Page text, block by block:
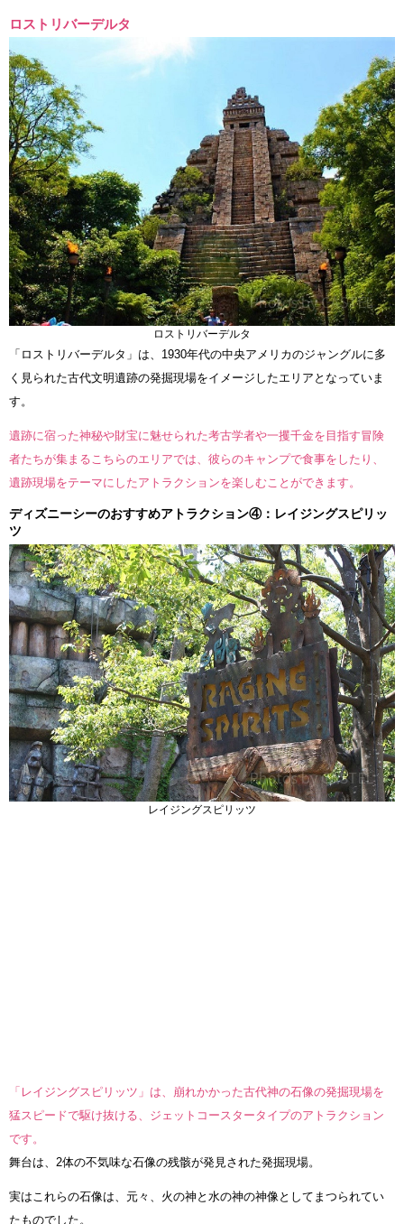
ロストリバーデルタ
ロストリバーデルタ
「ロストリバーデルタ」は、1930年代の中央アメリカのジャングルに多
く見られた古代文明遺跡の発掘現場をイメージしたエリアとなっていま
す。
遺跡に宿った神秘や財宝に魅せられた考古学者や一攫千金を目指す冒険
者たちが集まるこちらのエリアでは、彼らのキャンプで食事をしたり、
遺跡現場をテーマにしたアトラクションを楽しむことができます。
ディズニーシーのおすすめアトラクション④：レイジングスピリッ
ツ
レイジングスピリッツ
「レイジングスピリッツ」は、崩れかかった古代神の石像の発掘現場を
猛スピードで駆け抜ける、ジェットコースタータイプのアトラクション
です。
舞台は、2体の不気味な石像の残骸が発見された発掘現場。
実はこれらの石像は、元々、火の神と水の神の神像としてまつられてい
たものでした。